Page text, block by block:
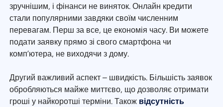
зручнішим, і фінанси не виняток. Онлайн кредити
стали популярними завдяки своїм численним
перевагам. Перш за все, це економія часу. Ви можете
подати заявку прямо зі свого смартфона чи
комп’ютера, не виходячи з дому.
Другий важливий аспект – швидкість. Більшість заявок
обробляються майже миттєво, що дозволяє отримати
гроші у найкоротші терміни. Також відсутність